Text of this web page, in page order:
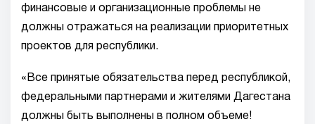
финансовые и организационные проблемы не
должны отражаться на реализации приоритетных
проектов для республики.
«Все принятые обязательства перед республикой,
федеральными партнерами и жителями Дагестана
должны быть выполнены в полном объеме!